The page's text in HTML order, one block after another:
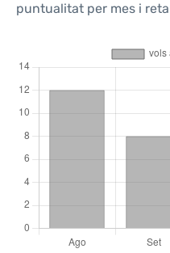
puntualitat per mes i